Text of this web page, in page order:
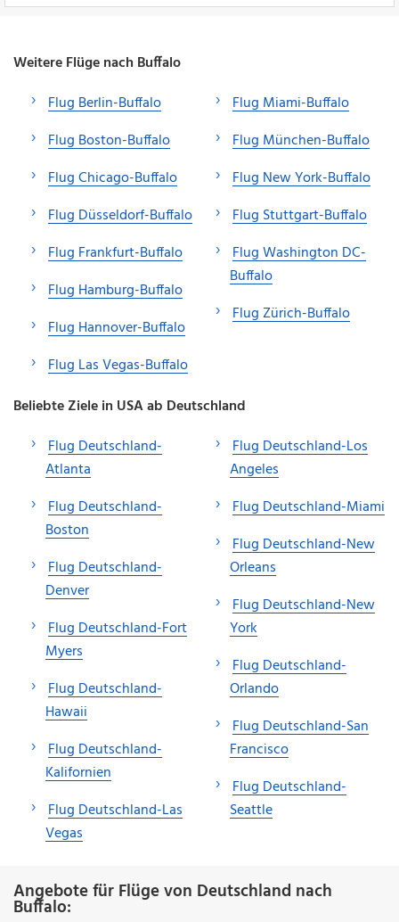
Weitere Flüge nach Buffalo
Flug Berlin-Buffalo
Flug Boston-Buffalo
Flug Chicago-Buffalo
Flug Düsseldorf-Buffalo
Flug Frankfurt-Buffalo
Flug Hamburg-Buffalo
Flug Hannover-Buffalo
Flug Las Vegas-Buffalo
Flug Miami-Buffalo
Flug München-Buffalo
Flug New York-Buffalo
Flug Stuttgart-Buffalo
Flug Washington DC-
Buffalo
Flug Zürich-Buffalo
Beliebte Ziele in USA ab Deutschland
Flug Deutschland-
Atlanta
Flug Deutschland-
Boston
Flug Deutschland-
Denver
Flug Deutschland-Fort
Myers
Flug Deutschland-
Hawaii
Flug Deutschland-
Kalifornien
Flug Deutschland-Las
Vegas
Flug Deutschland-Los
Angeles
Flug Deutschland-Miami
Flug Deutschland-New
Orleans
Flug Deutschland-New
York
Flug Deutschland-
Orlando
Flug Deutschland-San
Francisco
Flug Deutschland-
Seattle
Angebote für Flüge von Deutschland nach
Buffalo: